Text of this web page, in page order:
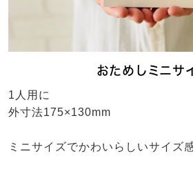
おためしミニサ
1人用に
外寸法175×130mm
ミニサイズでかわいらしいサイズ